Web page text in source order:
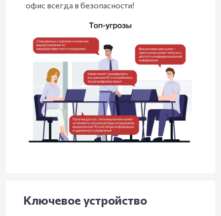
офис всегда в безопасности!
Ключевое устройство